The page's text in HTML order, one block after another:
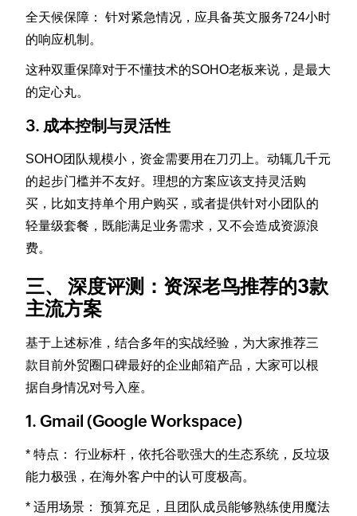
全天候保障： 针对紧急情况，应具备英文服务724小时
的响应机制。
这种双重保障对于不懂技术的SOHO老板来说，是最大
的定心丸。
3. 成本控制与灵活性
SOHO团队规模小，资金需要用在刀刃上。动辄几千元
的起步门槛并不友好。理想的方案应该支持灵活购
买，比如支持单个用户购买，或者提供针对小团队的
轻量级套餐，既能满足业务需求，又不会造成资源浪
费。
三、 深度评测：资深老鸟推荐的3款
主流方案
基于上述标准，结合多年的实战经验，为大家推荐三
款目前外贸圈口碑最好的企业邮箱产品，大家可以根
据自身情况对号入座。
1. Gmail (Google Workspace)
* 特点： 行业标杆，依托谷歌强大的生态系统，反垃圾
能力极强，在海外客户中的认可度极高。
* 适用场景： 预算充足，且团队成员能够熟练使用魔法